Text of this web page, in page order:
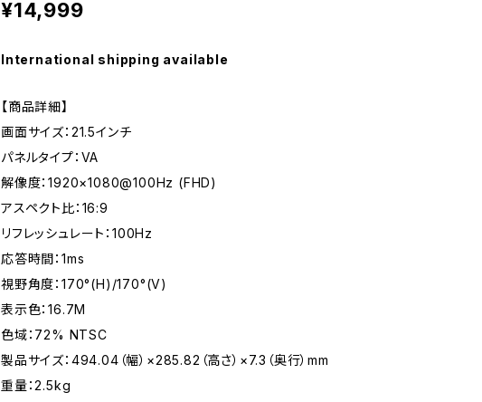
¥14,999
International shipping available
【商品詳細】
画面サイズ：21.5インチ
パネルタイプ：VA
解像度：1920×1080@100Hz (FHD)
アスペクト比：16:9
リフレッシュレート：100Hz
応答時間：1ms
視野角度：170°(H)/170°(V)
表示色：16.7M
色域：72% NTSC
製品サイズ：494.04（幅）×285.82（高さ）×7.3（奥行）mm
重量：2.5kg